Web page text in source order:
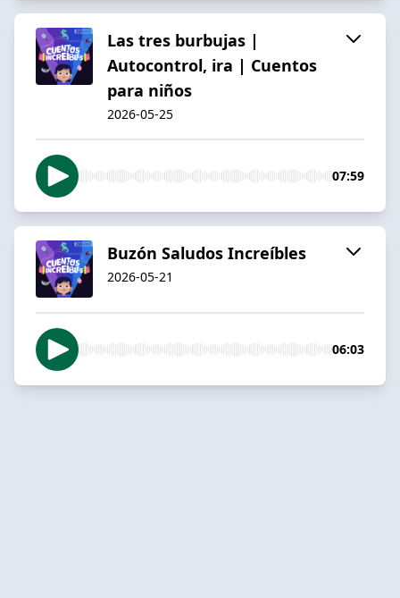
Las tres burbujas |
Autocontrol, ira | Cuentos
para niños
2026-05-25
07:59
Buzón Saludos Increíbles
2026-05-21
06:03